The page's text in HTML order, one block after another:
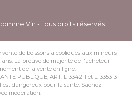
Vin - Tous droits réservés.
de boissons alcooliques aux mineurs
ans. La preuve de majorité de l'acheteur
de la vente en ligne.
PUBLIQUE, ART. L. 3342-1 et L. 3353-3
est dangereux pour la santé. Sachez
modération.